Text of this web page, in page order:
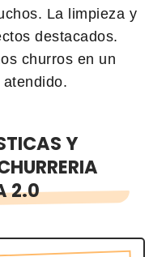
La limpieza y
destacados.
churros en un
Y
2.0